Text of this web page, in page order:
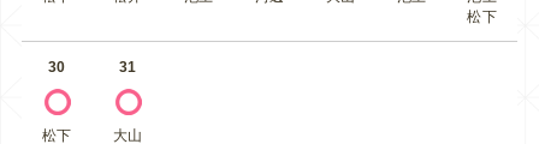
松下
30
松下
31
大山